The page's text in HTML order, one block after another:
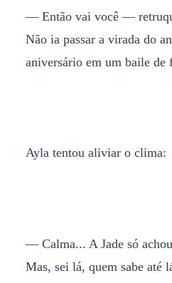
— Então vai você —
Não ia passar a virada do
aniversário em um baile de
Ayla tentou aliviar o clima:
— Calma... A Jade só
Mas, sei lá, quem sabe até